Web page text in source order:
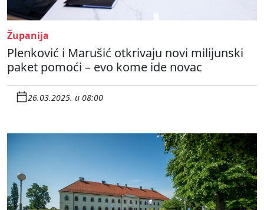
Županija
Plenković i Marušić otkrivaju novi milijunski
paket pomoći – evo kome ide novac
26.03.2025. u 08:00